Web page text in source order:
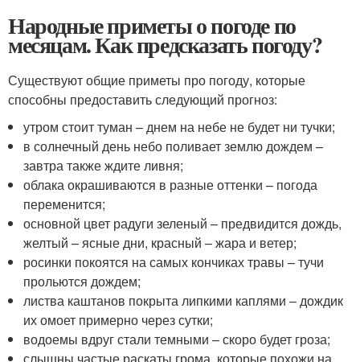
Народные приметы о погоде по
месяцам. Как предсказать погоду?
Существуют общие приметы про погоду, которые
способны предоставить следующий прогноз:
утром стоит туман – днем на небе не будет ни тучки;
в солнечный день небо поливает землю дождем –
завтра также ждите ливня;
облака окрашиваются в разные оттенки – погода
переменится;
основной цвет радуги зеленый – предвидится дождь,
желтый – ясные дни, красный – жара и ветер;
росинки покоятся на самых кончиках травы – тучи
прольются дождем;
листва каштанов покрыта липкими каплями – дождик
их омоет примерно через сутки;
водоемы вдруг стали темными – скоро будет гроза;
слышны частые раскаты грома, которые похожи на